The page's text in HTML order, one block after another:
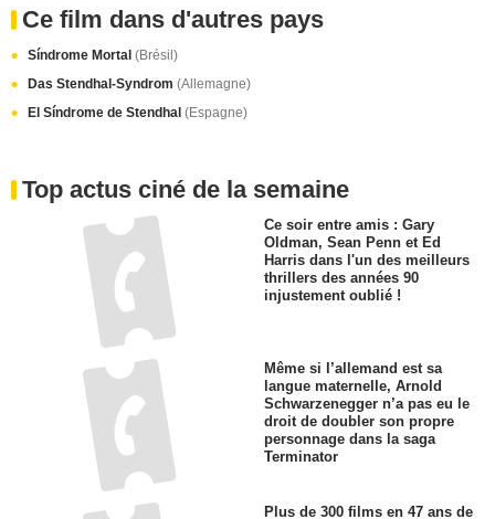
Ce film dans d'autres pays
Síndrome Mortal (Brésil)
Das Stendhal-Syndrom (Allemagne)
El Síndrome de Stendhal (Espagne)
Top actus ciné de la semaine
Ce soir entre amis : Gary
Oldman, Sean Penn et Ed
Harris dans l'un des meilleurs
thrillers des années 90
injustement oublié !
Même si l’allemand est sa
langue maternelle, Arnold
Schwarzenegger n’a pas eu le
droit de doubler son propre
personnage dans la saga
Terminator
Plus de 300 films en 47 ans de